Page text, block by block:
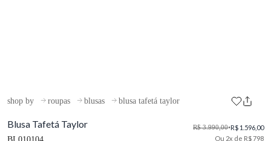
shop by roupas blusas blusa tafetá taylor
Blusa Tafetá Taylor R$ 3.990,00•R$ 1.596,00
Ou 2x de R$ 798